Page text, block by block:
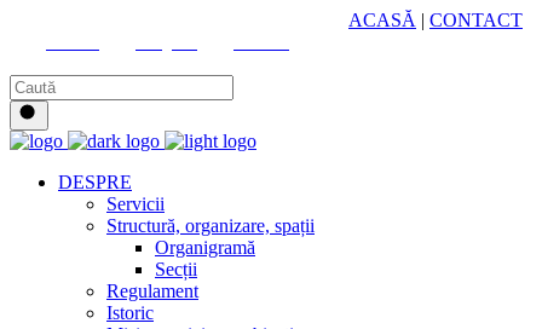
ACASĂ | CONTACT
DESPRE
Servicii
Structură, organizare, spații
Organigramă
Secții
Regulament
Istoric